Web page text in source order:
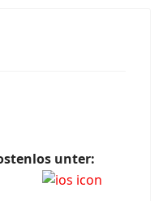
unter: